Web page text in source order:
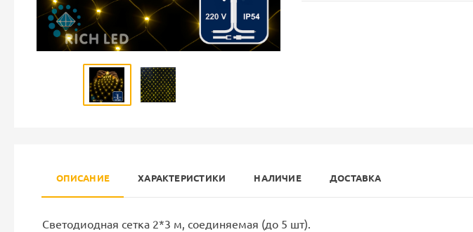
ОПИСАНИЕ ХАРАКТЕРИСТИКИ НАЛИЧИЕ ДОСТАВКА
Светодиодная сетка 2*3 м, соединяемая (до 5 шт).